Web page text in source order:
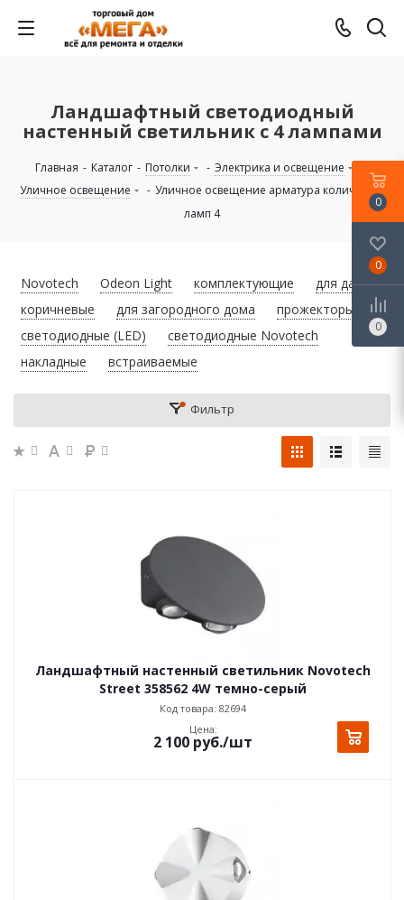
Ландшафтный светодиодный
настенный светильник с 4 лампами
Главная - Каталог - Потолки - Электрика и освещение
Уличное освещение
- Уличное освещение арматура количество
ламп 4
Novotech Odeon Light комплектующие
для дачи
коричневые
для загородного дома
прожекторы
светодиодные (LED)
светодиодные Novotech
накладные
встраиваемые
Фильтр
Ландшафтный настенный светильник Novotech
Street 358562 4W темно-серый
Код товара: 82694
Цена:
2 100 руб./шт
0
0
0